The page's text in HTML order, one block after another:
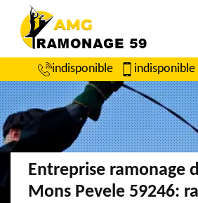
indisponible indisponible
Entreprise ramonage
Mons Pevele 59246: